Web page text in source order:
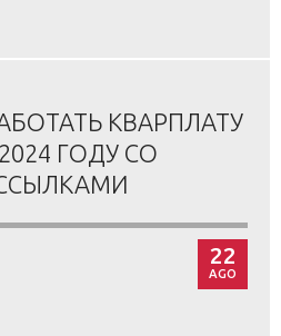
КВАРПЛАТУ
ГОДУ СО
22
AGO